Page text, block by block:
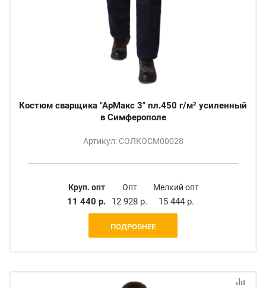
Костюм сварщика "АрМакс 3" пл.450 г/м² усиленный
в Симферополе
Артикул: СОЛКОСМ00028
Круп. опт
11 440 р.
Опт
12 928 р.
Мелкий опт
15 444 р.
ПОДРОБНЕЕ